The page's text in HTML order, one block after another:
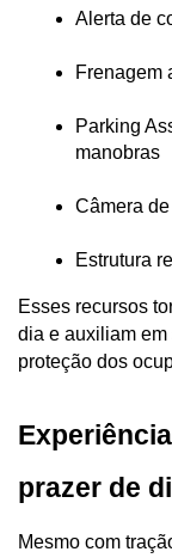
Alerta de
Frenagem
Parking
manobras
Câmera
Estrutura
Esses recursos
dia e auxiliam
proteção dos
prazer de